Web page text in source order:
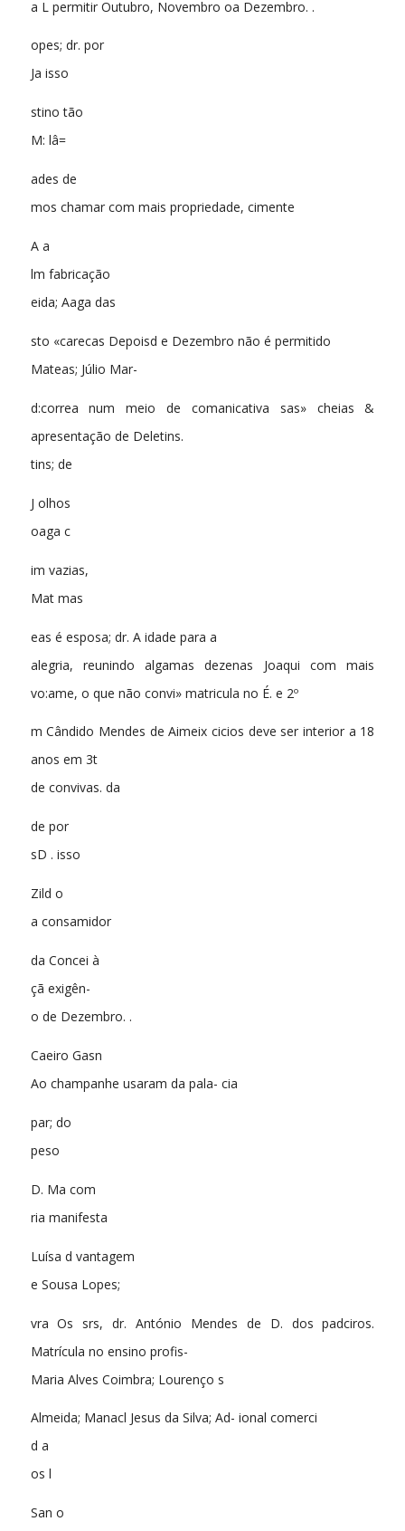
a L permitir Outubro, Novembro oa Dezembro. .
opes; dr. por
Ja isso
stino tão
M: lâ=
ades de
mos chamar com mais propriedade, cimente
A a
lm fabricação
eida; Aaga das
sto «carecas Depoisd e Dezembro não é permitido
Mateas; Júlio Mar-
d:correa num meio de comanicativa sas» cheias &
apresentação de Deletins.
tins; de
J olhos
oaga c
im vazias,
Mat mas
eas é esposa; dr. A idade para a
alegria, reunindo algamas dezenas Joaqui com mais
vo:ame, o que não convi» matricula no É. e 2º
m Cândido Mendes de Aimeix cicios deve ser interior a 18
anos em 3t
de convivas. da
de por
sD . isso
Zild o
a consamidor
da Concei à
çã exigên-
o de Dezembro. .
Caeiro Gasn
Ao champanhe usaram da pala- cia
par; do
peso
D. Ma com
ria manifesta
Luísa d vantagem
e Sousa Lopes;
vra Os srs, dr. António Mendes de D. dos padciros.
Matrícula no ensino profis-
Maria Alves Coimbra; Lourenço s
Almeida; Manacl Jesus da Silva; Ad- ional comerci
d a
os l
San o